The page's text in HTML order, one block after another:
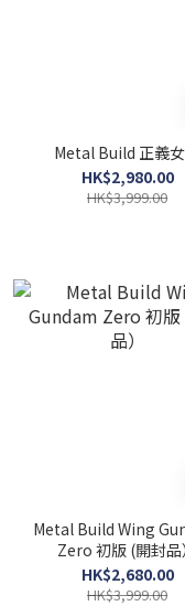
Metal Build 正義
HK$2,980.00
HK$3,999.00
Metal Build Wing
Zero 初版 (開封品）
HK$2,680.00
HK$3,999.00